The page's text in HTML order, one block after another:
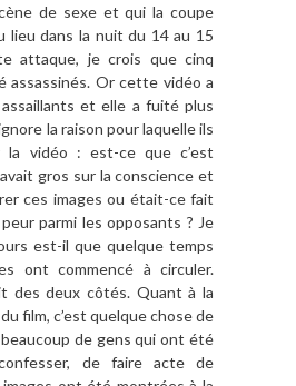
de sexe et qui la coupe
lieu dans la nuit du 14 au 15
attaque, je crois que cinq
assassinés. Or cette vidéo a
et elle a fuité plus
la raison pour laquelle ils
vidéo : est-ce que c’est
gros sur la conscience et
ces images ou était-ce fait
parmi les opposants ? Je
est-il que quelque temps
ont commencé à circuler.
des deux côtés. Quant à la
film, c’est quelque chose de
de gens qui ont été
de faire acte de